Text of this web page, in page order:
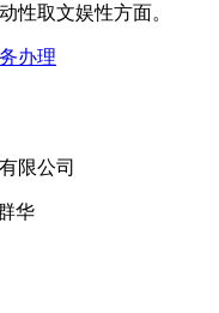
性取文娱性方面。
办理
华